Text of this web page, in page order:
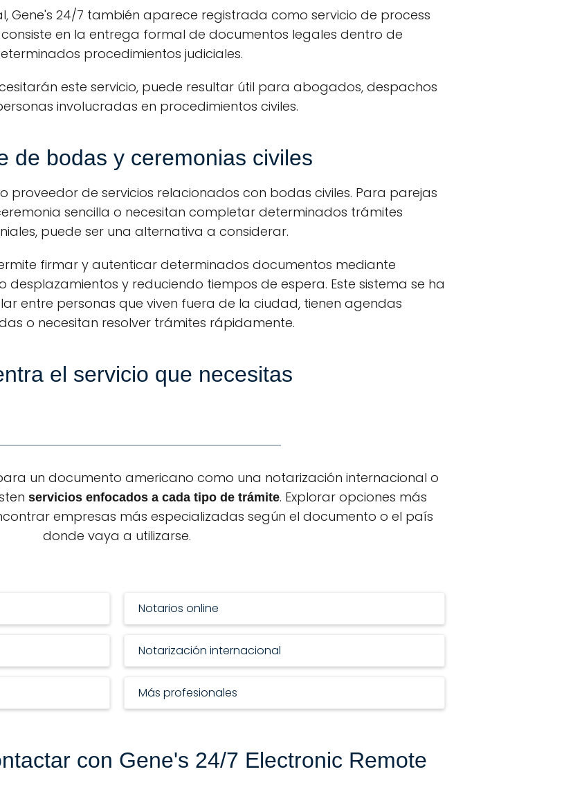
Gene's 24/7 también aparece registrada como servicio de process
en la entrega formal de documentos legales dentro de
procedimientos judiciales.
este servicio, puede resultar útil para abogados, despachos
involucradas en procedimientos civiles.
de bodas y ceremonias civiles
proveedor de servicios relacionados con bodas civiles. Para parejas
sencilla o necesitan completar determinados trámites
puede ser una alternativa a considerar.
firmar y autenticar determinados documentos mediante
y reduciendo tiempos de espera. Este sistema se ha
entre personas que viven fuera de la ciudad, tienen agendas
o necesitan resolver trámites rápidamente.
el servicio que necesitas
un documento americano como una notarización internacional o
servicios enfocados a cada tipo de trámite. Explorar opciones más
empresas más especializadas según el documento o el país
donde vaya a utilizarse.
Notarios online
Notarización internacional
Más profesionales
con Gene's 24/7 Electronic Remote